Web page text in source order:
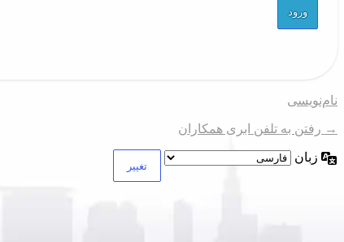
نام‌نویسی
→ رفتن به تلفن ابری همکاران
زبان